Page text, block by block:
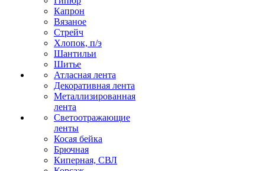
Капрон
Вязаное
Стрейч
Хлопок, п/э
Шантильи
Шитье
Атласная лента
Декоративная лента
Металлизированная
лента
Светоотражающие
ленты
Косая бейка
Брючная
Киперная, СВЛ